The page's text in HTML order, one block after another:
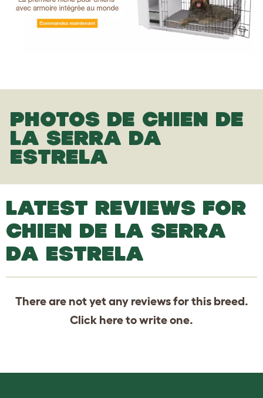
PHOTOS DE CHIEN DE
LA SERRA DA
ESTRELA
LATEST REVIEWS FOR
CHIEN DE LA SERRA
DA ESTRELA
There are not yet any reviews for this breed.
Click hereto write one.